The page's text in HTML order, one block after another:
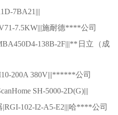
7BA21|||
7.5KW|||施耐德****公司
138B-2F|||**日立（成
200A 380V|||******公司
SH-5000-2D(G)|||
|RGI-102-I2-A5-E2|||哈****公司